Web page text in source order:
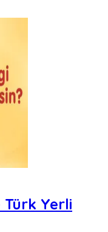
Türk Yerli